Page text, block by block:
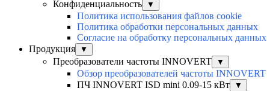
Конфиденциальность
▼
Политика использования файлов cookie
Политика обработки персональных данных
Согласие на обработку персональных данных
Продукция
▼
Преобразователи частоты INNOVERT ▼
Обзор преобразователей частоты INNOVERT
ПЧ INNOVERT ISD mini 0.09-15 кВт
▼